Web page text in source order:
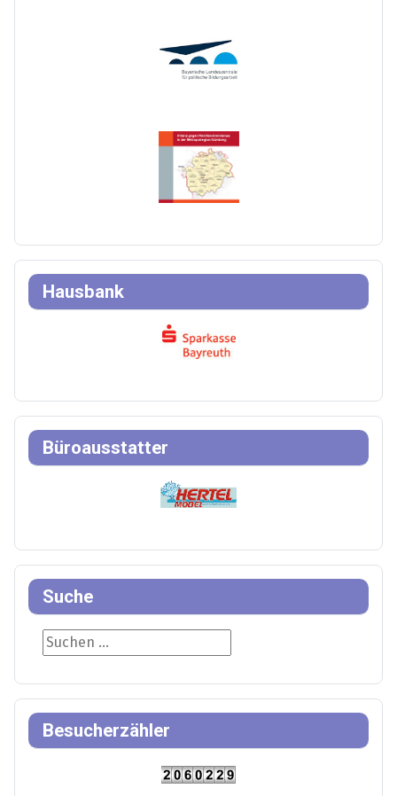
Hausbank
Büroausstatter
Suche
Suche
Besucherzähler